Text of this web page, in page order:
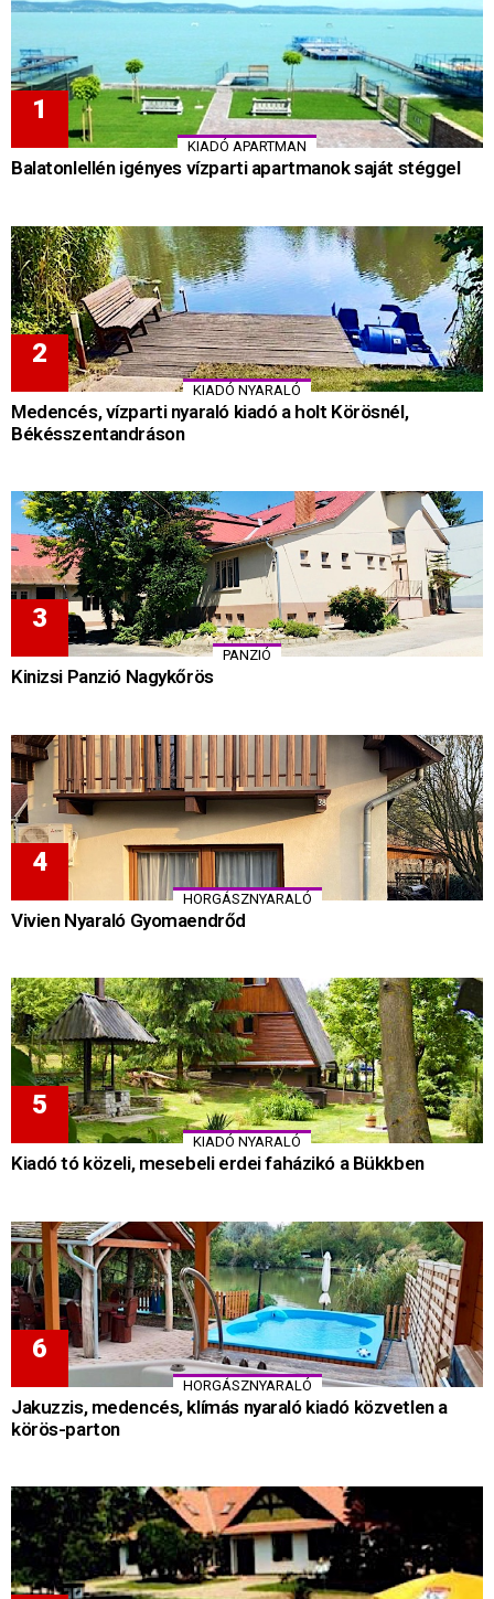
KIADÓ APARTMAN
Balatonlellén igényes vízparti apartmanok saját stéggel
KIADÓ NYARALÓ
Medencés, vízparti nyaraló kiadó a holt Körösnél,
Békésszentandráson
PANZIÓ
Kinizsi Panzió Nagykőrös
HORGÁSZNYARALÓ
Vivien Nyaraló Gyomaendrőd
KIADÓ NYARALÓ
Kiadó tó közeli, mesebeli erdei faházikó a Bükkben
HORGÁSZNYARALÓ
Jakuzzis, medencés, klímás nyaraló kiadó közvetlen a
körös-parton